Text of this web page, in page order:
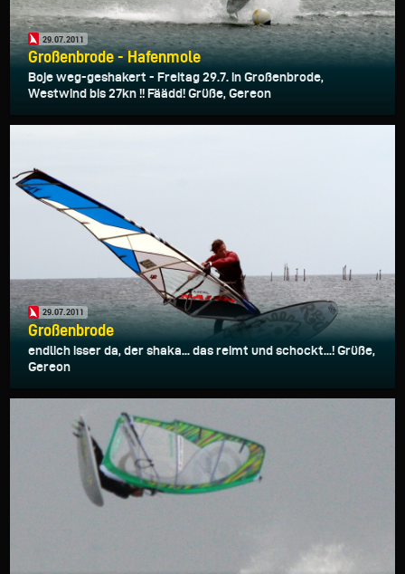
29.07.2011
Großenbrode - Hafenmole
Boje weg-geshakert - Freitag 29.7. in Großenbrode,
Westwind bis 27kn !! Fäädd! Grüße, Gereon
29.07.2011
Großenbrode
endlich isser da, der shaka... das reimt und schockt...! Grüße,
Gereon